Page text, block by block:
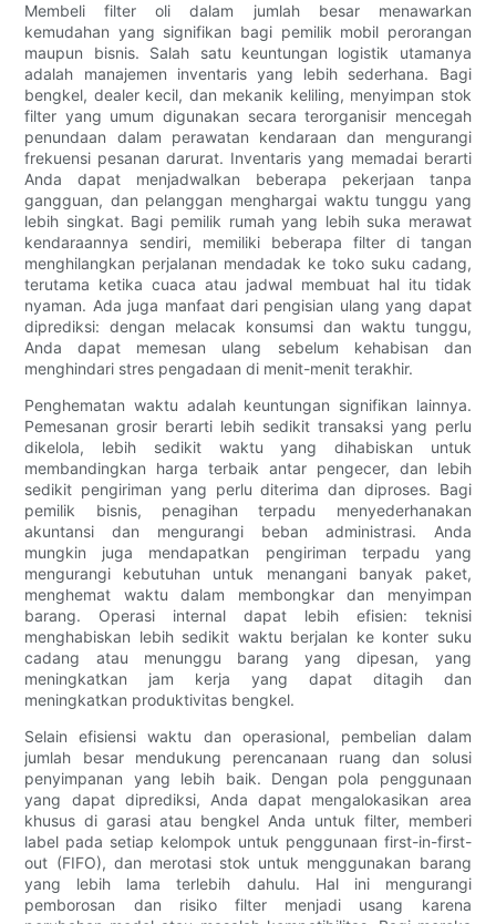
Membeli filter oli dalam jumlah besar menawarkan
kemudahan yang signifikan bagi pemilik mobil perorangan
maupun bisnis. Salah satu keuntungan logistik utamanya
adalah manajemen inventaris yang lebih sederhana. Bagi
bengkel, dealer kecil, dan mekanik keliling, menyimpan stok
filter yang umum digunakan secara terorganisir mencegah
penundaan dalam perawatan kendaraan dan mengurangi
frekuensi pesanan darurat. Inventaris yang memadai berarti
Anda dapat menjadwalkan beberapa pekerjaan tanpa
gangguan, dan pelanggan menghargai waktu tunggu yang
lebih singkat. Bagi pemilik rumah yang lebih suka merawat
kendaraannya sendiri, memiliki beberapa filter di tangan
menghilangkan perjalanan mendadak ke toko suku cadang,
terutama ketika cuaca atau jadwal membuat hal itu tidak
nyaman. Ada juga manfaat dari pengisian ulang yang dapat
diprediksi: dengan melacak konsumsi dan waktu tunggu,
Anda dapat memesan ulang sebelum kehabisan dan
menghindari stres pengadaan di menit-menit terakhir.
Penghematan waktu adalah keuntungan signifikan lainnya.
Pemesanan grosir berarti lebih sedikit transaksi yang perlu
dikelola, lebih sedikit waktu yang dihabiskan untuk
membandingkan harga terbaik antar pengecer, dan lebih
sedikit pengiriman yang perlu diterima dan diproses. Bagi
pemilik bisnis, penagihan terpadu menyederhanakan
akuntansi dan mengurangi beban administrasi. Anda
mungkin juga mendapatkan pengiriman terpadu yang
mengurangi kebutuhan untuk menangani banyak paket,
menghemat waktu dalam membongkar dan menyimpan
barang. Operasi internal dapat lebih efisien: teknisi
menghabiskan lebih sedikit waktu berjalan ke konter suku
cadang atau menunggu barang yang dipesan, yang
meningkatkan jam kerja yang dapat ditagih dan
meningkatkan produktivitas bengkel.
Selain efisiensi waktu dan operasional, pembelian dalam
jumlah besar mendukung perencanaan ruang dan solusi
penyimpanan yang lebih baik. Dengan pola penggunaan
yang dapat diprediksi, Anda dapat mengalokasikan area
khusus di garasi atau bengkel Anda untuk filter, memberi
label pada setiap kelompok untuk penggunaan first-in-first-
out (FIFO), dan merotasi stok untuk menggunakan barang
yang lebih lama terlebih dahulu. Hal ini mengurangi
pemborosan dan risiko filter menjadi usang karena